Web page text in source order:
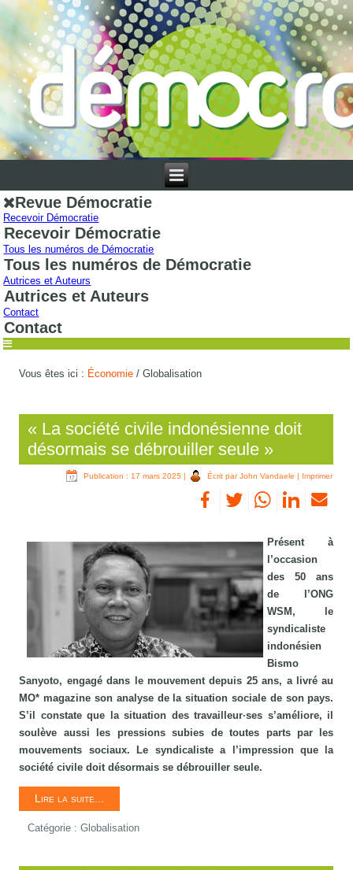
Revue Démocratie
Recevoir Démocratie
Recevoir Démocratie
Tous les numéros de Démocratie
Tous les numéros de Démocratie
Autrices et Auteurs
Autrices et Auteurs
Contact
Contact
Vous êtes ici : Économie /Globalisation
« La société civile indonésienne doit
désormais se débrouiller seule »
Publication : 17 mars 2025 | Écrit par John Vandaele | Imprimer
Présent à
l’occasion
des 50 ans
de l’ONG
WSM, le
syndicaliste
indonésien
Bismo
Sanyoto, engagé dans le mouvement depuis 25 ans, a livré au
MO* magazine son analyse de la situation sociale de son pays.
S’il constate que la situation des travailleur·ses s’améliore, il
soulève aussi les pressions subies de toutes parts par les
mouvements sociaux. Le syndicaliste a l’impression que la
société civile doit désormais se débrouiller seule.
Lire la suite...
Catégorie :Globalisation